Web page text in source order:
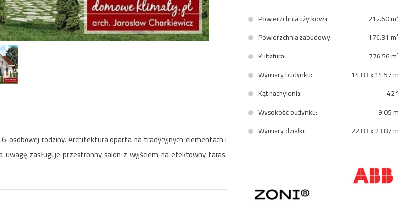
osobowej rodziny. Architektura oparta na tradycyjnych elementach i
zasługuje przestronny salon z wyjściem na efektowny taras.
Powierzchnia użytkowa:
212.60 m²
Powierzchnia zabudowy:
176.31 m²
Kubatura:
776.56 m³
Wymiary budynku:
14.83 x 14.57 m
Kąt nachylenia:
42°
Wysokość budynku:
9.05 m
Wymiary działki:
22.83 x 23.87 m